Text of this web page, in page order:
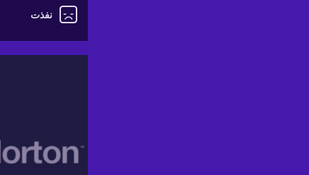
نفذت